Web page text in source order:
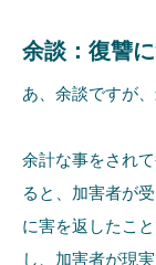
余談：復讐
あ、余談ですが
余計な事をされ
ると、加害者が
に害を返したこ
し、加害者が現